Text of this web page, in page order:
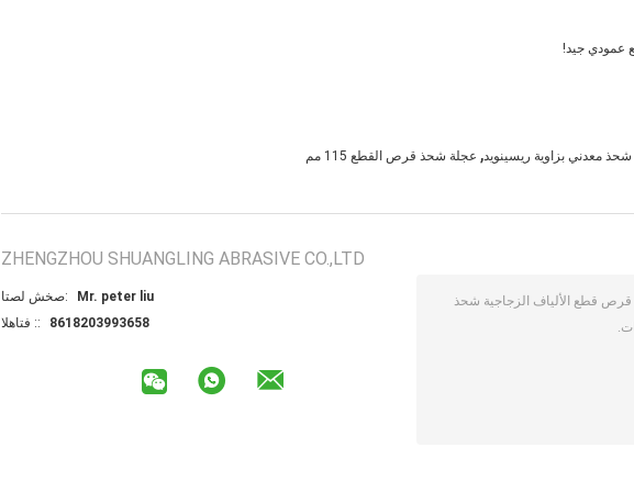
عمودي جيد!
معدني بزاوية ريسينويد, عجلة شحذ قرص القطع 115 مم
ZHENGZHOU SHUANGLING ABRASIVE CO.,LTD
اتصل شخص:
Mr. peter liu
الهاتف ::
8618203993658